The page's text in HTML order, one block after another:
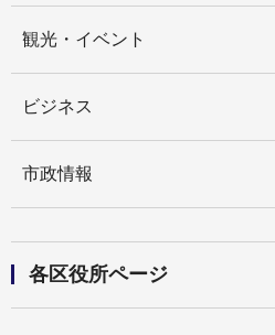
観光・イベント
ビジネス
市政情報
各区役所ページ